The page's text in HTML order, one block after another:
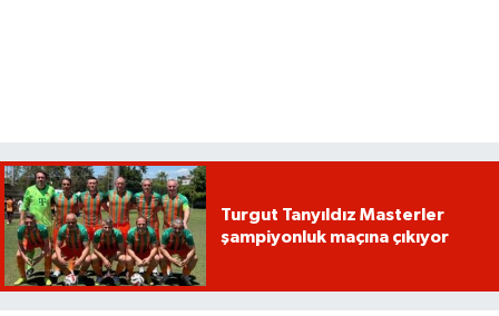
Turgut Tanyıldız Masterler
şampiyonluk maçına çıkıyor